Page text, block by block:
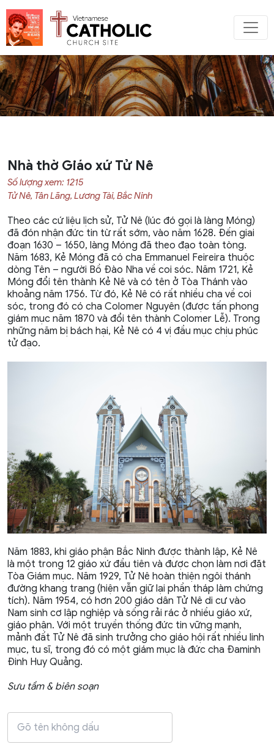
Nhà thờ Giáo xứ Tử Nê
Số lượng xem: 1215
Tử Nê, Tân Lãng, Lương Tài, Bắc Ninh
Theo các cứ liệu lịch sử, Tử Nê (lúc đó gọi là làng Móng)
đã đón nhận đức tin từ rất sớm, vào năm 1628. Đến giai
đoạn 1630 – 1650, làng Móng đã theo đạo toàn tòng.
Năm 1683, Kẻ Móng đã có cha Emmanuel Feireira thuộc
dòng Tên – người Bồ Đào Nha về coi sóc. Năm 1721, Kẻ
Móng đổi tên thành Kẻ Nê và có tên ở Tòa Thánh vào
khoảng năm 1756. Từ đó, Kẻ Nê có rất nhiều cha về coi
sóc, trong đó có cha Colomer Nguyên (được tấn phong
giám mục năm 1870 và đổi tên thành Colomer Lễ). Trong
những năm bị bách hại, Kẻ Nê có 4 vị đầu mục chịu phúc
tử đạo.​
Năm 1883, khi giáo phận Bắc Ninh được thành lập, Kẻ Nê
là một trong 12 giáo xứ đầu tiên và được chọn làm nơi đặt
Tòa Giám mục. Năm 1929, Tử Nê hoàn thiện ngôi thánh
đường khang trang (hiện vẫn giữ lại phần tháp làm chứng
tích). Năm 1954, có hơn 200 giáo dân Tử Nê di cư vào
Nam sinh cơ lập nghiệp và sống rải rác ở nhiều giáo xứ,
giáo phận. Với một truyền thống đức tin vững mạnh,
mảnh đất Tử Nê đã sinh trưởng cho giáo hội rất nhiều linh
mục, tu sĩ, trong đó có một giám mục là đức cha Đaminh
Đinh Huy Quảng.
Sưu tầm & biên soạn